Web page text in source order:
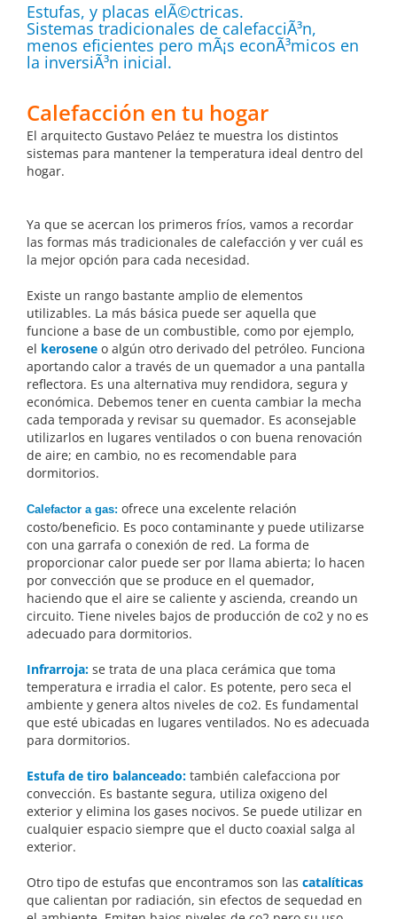
Estufas, y placas elÃ©ctricas.
Sistemas tradicionales de calefacciÃ³n,
menos eficientes pero mÃ¡s econÃ³micos en
la inversiÃ³n inicial.
Calefacción en tu hogar
El arquitecto Gustavo Peláez te muestra los distintos
sistemas para mantener la temperatura ideal dentro del
hogar.
Ya que se acercan los primeros fríos, vamos a recordar
las formas más tradicionales de calefacción y ver cuál es
la mejor opción para cada necesidad.
Existe un rango bastante amplio de elementos
utilizables. La más básica puede ser aquella que
funcione a base de un combustible, como por ejemplo,
el kerosene o algún otro derivado del petróleo. Funciona
aportando calor a través de un quemador a una pantalla
reflectora. Es una alternativa muy rendidora, segura y
económica. Debemos tener en cuenta cambiar la mecha
cada temporada y revisar su quemador. Es aconsejable
utilizarlos en lugares ventilados o con buena renovación
de aire; en cambio, no es recomendable para
dormitorios.
Calefactor a gas: ofrece una excelente relación
costo/beneficio. Es poco contaminante y puede utilizarse
con una garrafa o conexión de red. La forma de
proporcionar calor puede ser por llama abierta; lo hacen
por convección que se produce en el quemador,
haciendo que el aire se caliente y ascienda, creando un
circuito. Tiene niveles bajos de producción de co2 y no es
adecuado para dormitorios.
Infrarroja: se trata de una placa cerámica que toma
temperatura e irradia el calor. Es potente, pero seca el
ambiente y genera altos niveles de co2. Es fundamental
que esté ubicadas en lugares ventilados. No es adecuada
para dormitorios.
Estufa de tiro balanceado: también calefacciona por
convección. Es bastante segura, utiliza oxigeno del
exterior y elimina los gases nocivos. Se puede utilizar en
cualquier espacio siempre que el ducto coaxial salga al
exterior.
Otro tipo de estufas que encontramos son las catalíticas
que calientan por radiación, sin efectos de sequedad en